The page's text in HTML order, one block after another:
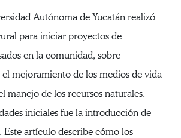
Autónoma de Yucatán realizó
para iniciar proyectos de
en la comunidad, sobre
mejoramiento de los medios de vida
manejo de los recursos naturales.
iniciales fue la introducción de
Este artículo describe cómo los